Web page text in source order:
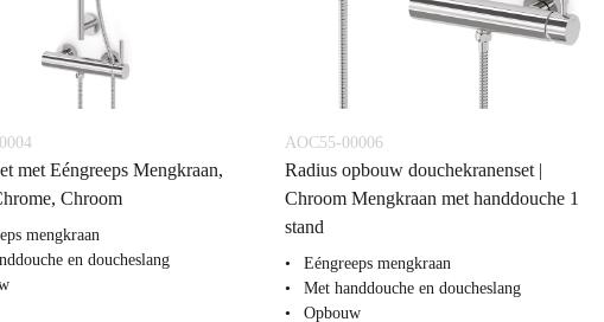
met Eéngreeps Mengkraan,
Chroom
mengkraan
en doucheslang
AOC55-00006
Radius opbouw douchekranenset |
Chroom Mengkraan met handdouche 1
stand
Eéngreeps mengkraan
Met handdouche en doucheslang
Opbouw